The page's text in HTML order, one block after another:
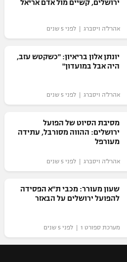
ירושלים, קשיים מול אדם אריאל
אהרל'ה ויסברג | לפני 5 שנים
יונתן אלון בריאיון: "כשקטש עזב,
היה אבל במועדון"
אהרל'ה ויסברג | לפני 5 שנים
מסיבת הסיוט של הפועל
ירושלים: ההווה מסורבל, עתידה
מעורפל
אהרל'ה ויסברג | לפני 5 שנים
שעון מעורר: מכבי ת"א הפסידה
להפועל ירושלים על הבאזר
מערכת ספורט 1 | לפני 5 שנים